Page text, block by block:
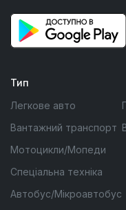
Тип
Легкове авто
Вантажний транспорт
Мотоцикли/Мопеди
Спеціальна техніка
Автобус/Мікроавтобус